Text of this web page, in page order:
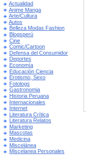
Actualidad
Anime Manga
Arte/Cultura
Autos
Belleza Modas Fashion
Blogsperú
Cine
Comic/Cartoon
Defensa del Consumidor
Deportes
Economía
Educación Ciencia
Erotismo, Sexo
Fotologs
Gastronomia
Historia Peruana
Internacionales
Internet
Literatura Crítica
Literatura Relatos
Marketing
Mascotas
Medicina
Miscelánea
Miscelanea Personales